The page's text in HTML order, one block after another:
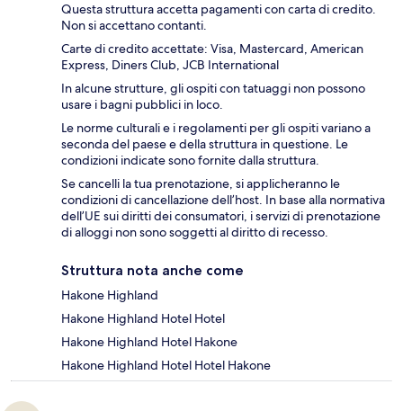
Questa struttura accetta pagamenti con carta di credito.
Non si accettano contanti.
Carte di credito accettate: Visa, Mastercard, American
Express, Diners Club, JCB International
In alcune strutture, gli ospiti con tatuaggi non possono
usare i bagni pubblici in loco.
Le norme culturali e i regolamenti per gli ospiti variano a
seconda del paese e della struttura in questione. Le
condizioni indicate sono fornite dalla struttura.
Se cancelli la tua prenotazione, si applicheranno le
condizioni di cancellazione dell’host. In base alla normativa
dell’UE sui diritti dei consumatori, i servizi di prenotazione
di alloggi non sono soggetti al diritto di recesso.
Struttura nota anche come
Hakone Highland
Hakone Highland Hotel Hotel
Hakone Highland Hotel Hakone
Hakone Highland Hotel Hotel Hakone